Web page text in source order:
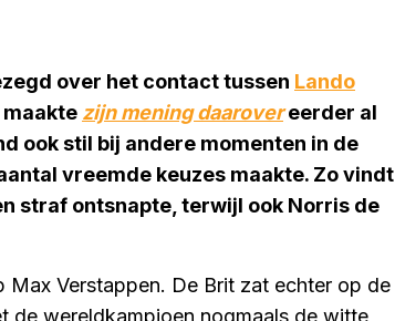
over het contact tussen Lando
maakte zijn mening daarovereerder al
ook stil bij andere momenten in de
vreemde keuzes maakte. Zo vindt
straf ontsnapte, terwijl ook Norris de
Verstappen. De Brit zat echter op de
de wereldkampioen nogmaals de witte